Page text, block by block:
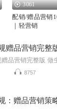
3061
配销/赠品营销
｜轻营销
赠品营销完整
8757
：赠品营销策